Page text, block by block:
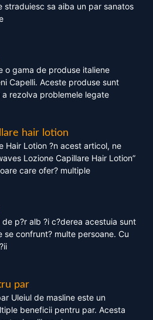
straduiesc sa aiba un par sanatos
o gama de produse italiene
Capelli. Aceste produse sunt
rezolva problemele legate
hair lotion
Hair Lotion ?n acest articol, ne
Lozione Capillare Hair Lotion”
care ofer? multiple
p?r alb ?i c?derea acestuia sunt
se confrunt? multe persoane. Cu
par
Uleiul de masline este un
beneficii pentru par. Acesta